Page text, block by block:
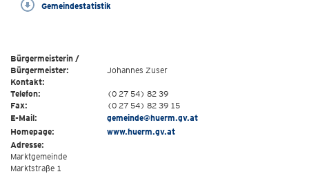
Gemeindestatistik
Bürgermeisterin /
Bürgermeister:
Johannes Zuser
Kontakt:
Telefon:
(0 27 54) 82 39
Fax:
(0 27 54) 82 39 15
E-Mail:
gemeinde@huerm.gv.at
Homepage:
www.huerm.gv.at
Adresse:
Marktgemeinde
Marktstraße 1